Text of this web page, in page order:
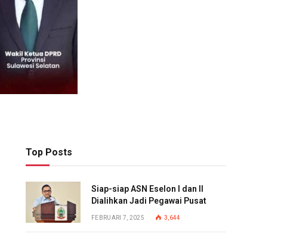
Top Posts
Siap-siap ASN Eselon I dan II
Dialihkan Jadi Pegawai Pusat
FEBRUARI 7, 2025 3,644